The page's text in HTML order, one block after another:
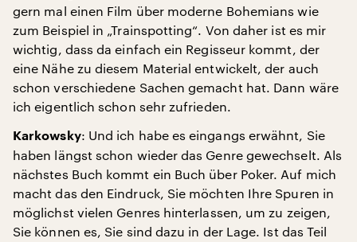
gern mal einen Film über moderne Bohemians wie
zum Beispiel in „Trainspotting“. Von daher ist es mir
wichtig, dass da einfach ein Regisseur kommt, der
eine Nähe zu diesem Material entwickelt, der auch
schon verschiedene Sachen gemacht hat. Dann wäre
ich eigentlich schon sehr zufrieden.
Karkowsky: Und ich habe es eingangs erwähnt, Sie
haben längst schon wieder das Genre gewechselt. Als
nächstes Buch kommt ein Buch über Poker. Auf mich
macht das den Eindruck, Sie möchten Ihre Spuren in
möglichst vielen Genres hinterlassen, um zu zeigen,
Sie können es, Sie sind dazu in der Lage. Ist das Teil